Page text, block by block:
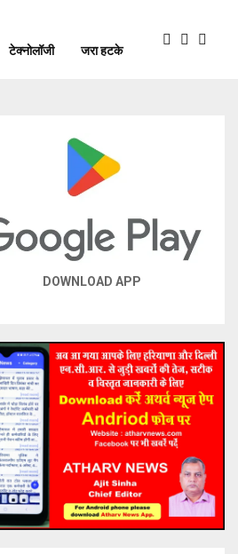
टेक्नोलॉजी जरा हटके
DOWNLOAD APP